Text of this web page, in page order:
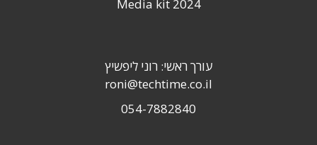
Media kit 2024
עורך ראשי: רוני ליפשיץ
roni@techtime.co.il
054-7882840